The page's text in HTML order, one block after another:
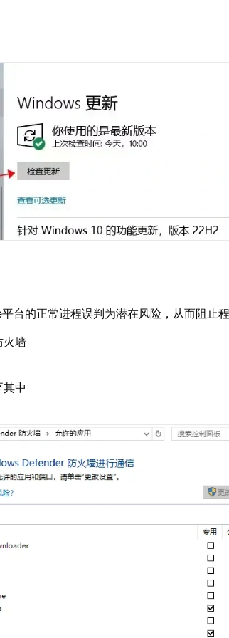
台的正常进程误判为潜在风险，从而阻止程
火墙
中